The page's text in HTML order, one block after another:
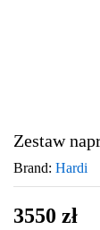
Zestaw
Brand: Hardi
3550 zł